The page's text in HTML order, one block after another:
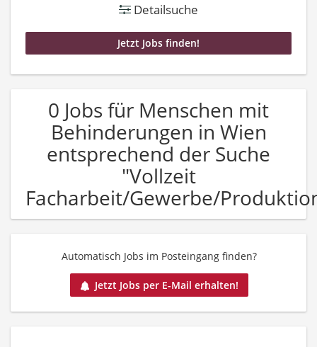
Detailsuche
0 Jobs für Menschen mit
Behinderungen in Wien
entsprechend der Suche
"Vollzeit
Facharbeit/Gewerbe/
Automatisch Jobs im Posteingang finden?
Jetzt Jobs per E-Mail erhalten!